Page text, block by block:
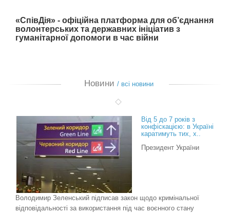
«СпівДія» - офіційна платформа для об’єднання
волонтерських та державних ініціатив з
гуманітарної допомоги в час війни
Новини / всі новини
Від 5 до 7 років з
конфіскацією: в Україні
каратимуть тих, х..
Президент України
Володимир Зеленський підписав закон щодо кримінальної
відповідальності за використання під час воєнного стану